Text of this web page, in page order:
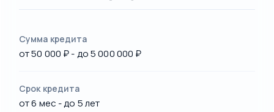
Сумма кредита
от 50 000 ₽ - до 5 000 000 ₽
Срок кредита
от 6 мес - до 5 лет